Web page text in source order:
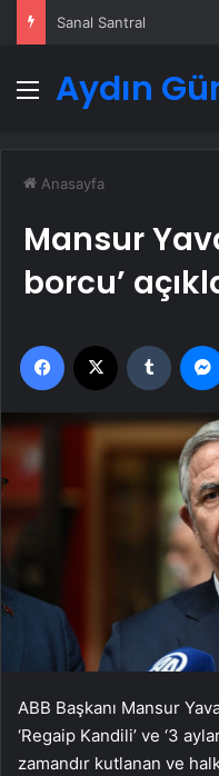
Sanal Santral
Menü
Aydın
Anasayfa
Mansur
borcu’
Facebook Tumblr
ABB Başkanı Mansur
‘Regaip Kandili’ ve ‘3
zamandır kutlanan ve